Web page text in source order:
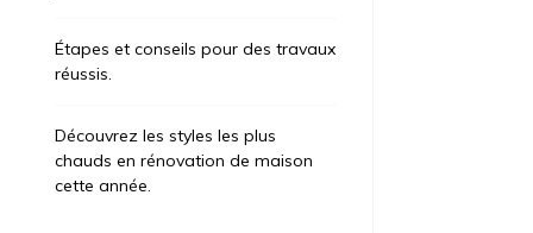
Étapes et conseils pour des travaux
réussis.
Découvrez les styles les plus
chauds en rénovation de maison
cette année.